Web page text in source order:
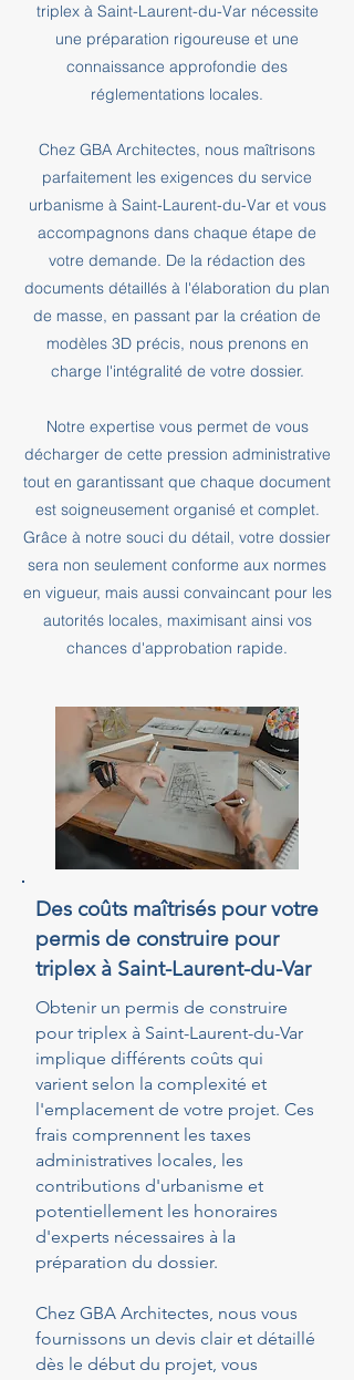
triplex à Saint-Laurent-du-Var nécessite
une préparation rigoureuse et une
connaissance approfondie des
réglementations locales.
Chez GBA Architectes, nous maîtrisons
parfaitement les exigences du service
urbanisme à Saint-Laurent-du-Var et vous
accompagnons dans chaque étape de
votre demande. De la rédaction des
documents détaillés à l'élaboration du plan
de masse, en passant par la création de
modèles 3D précis, nous prenons en
charge l'intégralité de votre dossier.
Notre expertise vous permet de vous
décharger de cette pression administrative
tout en garantissant que chaque document
est soigneusement organisé et complet.
Grâce à notre souci du détail, votre dossier
sera non seulement conforme aux normes
en vigueur, mais aussi convaincant pour les
autorités locales, maximisant ainsi vos
chances d'approbation rapide.
Des coûts maîtrisés pour votre
permis de construire pour
triplex à Saint-Laurent-du-Var
Obtenir un permis de construire
pour triplex à Saint-Laurent-du-Var
implique différents coûts qui
varient selon la complexité et
l'emplacement de votre projet. Ces
frais comprennent les taxes
administratives locales, les
contributions d'urbanisme et
potentiellement les honoraires
d'experts nécessaires à la
préparation du dossier.
Chez GBA Architectes, nous vous
fournissons un devis clair et détaillé
dès le début du projet, vous